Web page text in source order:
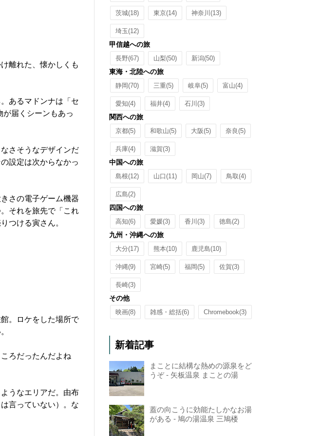
離れた、懐かしくも
あるマドンナは「セ
届くシーンもあっ
さそうなデザインだ
設定は次からなかっ
さの電子ゲーム機器
それを旅先で「これ
つける寅さん。
。ロケをした場所で
ろだったんだよね
うなエリアだ。由布
言っていない）。な
茨城(18) 東京(14) 神奈川 (13)
埼玉(12)
甲信越への旅
長野(67) 山梨(50) 新潟(50)
東海・北陸への旅
静岡(70) 三重(5) 岐阜(5) 富山(4)
愛知(4) 福井(4) 石川 (3)
関西への旅
京都(5) 和歌山(5) 大阪(5) 奈良(5)
兵庫(4) 滋賀(3)
中国への旅
島根(12) 山口(11) 岡山(7) 鳥取(4)
広島(2)
四国への旅
高知(6) 愛媛(3) 香川 (3) 徳島(2)
九州・沖縄への旅
大分(17) 熊本(10) 鹿児島(10)
沖縄(9) 宮崎(5) 福岡(5) 佐賀(3)
長崎(3)
その他
映画(8) 雑感・総括(6) Chromebook(3)
新着記事
まことに結構な熱めの源泉をど
うぞ - 矢板温泉 まことの湯
蓋の向こうに効能たしかなお湯
がある - 鳩の湯温泉 三鳩楼